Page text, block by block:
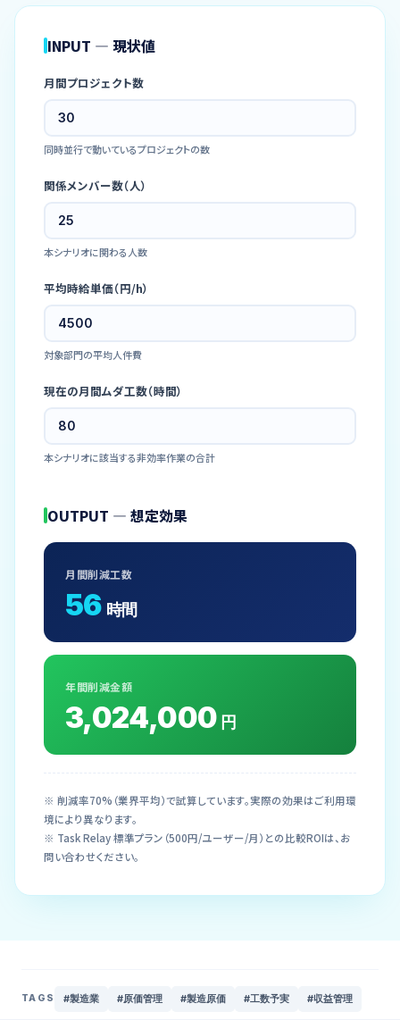
INPUT — 現状値
月間プロジェクト数
同時並行で動いているプロジェクトの数
関係メンバー数（人）
本シナリオに関わる人数
平均時給単価（円/h）
対象部門の平均人件費
現在の月間ムダ工数（時間）
本シナリオに該当する非効率作業の合計
OUTPUT — 想定効果
月間削減工数
56 時間
年間削減金額
3,024,000 円
※ 削減率70%（業界平均）で試算しています。実際の効果はご利用環
境により異なります。
※ Task Relay 標準プラン（500円/ユーザー/月）との比較ROIは、お
問い合わせください。
TAGS #製造業 #原価管理 #製造原価 #工数予実 #収益管理